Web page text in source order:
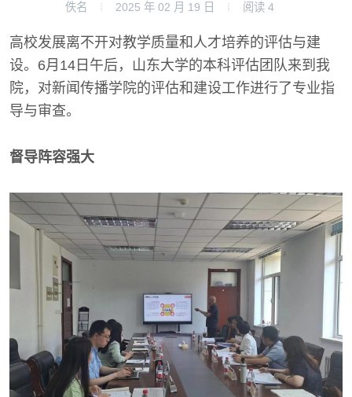
佚名 2025 年 02 月 19 日 阅读 4
高校发展离不开对教学质量和人才培养的评估与建
设。6月14日午后，山东大学的本科评估团队来到我
院，对新闻传播学院的评估和建设工作进行了专业指
导与审查。
督导阵容强大